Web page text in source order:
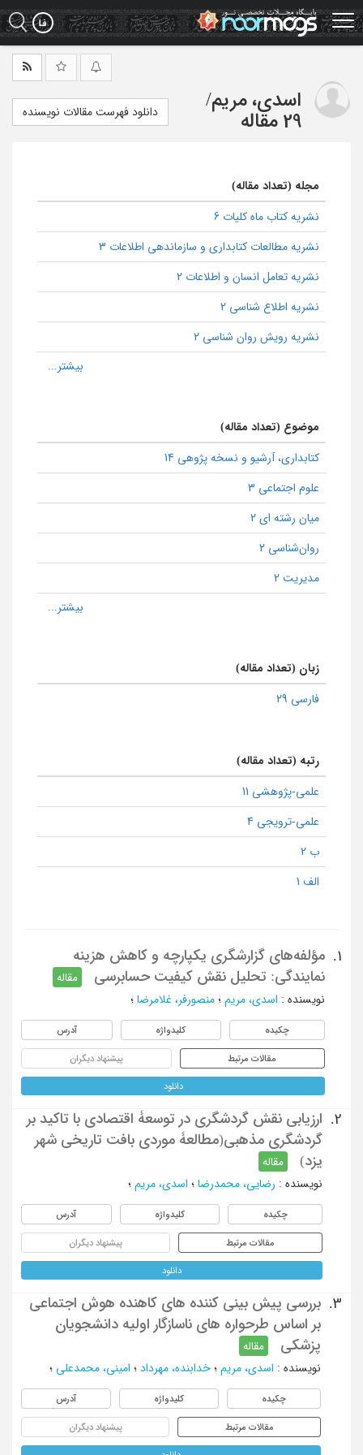
Skip
to
main
اسدی، مریم/
29 مقاله
دانلود فهرست مقالات نویسنده
مجله (تعداد مقاله)
نشریه کتاب ماه کلیات 6
نشریه مطالعات کتابداری و سازماندهی اطلاعات 3
نشریه تعامل انسان و اطلاعات 2
نشریه اطلاع شناسی 2
نشریه رویش روان شناسی 2
موضوع (تعداد مقاله)
كتابداری، آرشیو و نسخه پژوهی 14
علوم اجتماعی 3
میان رشته ای 2
روان‌شناسی 2
مدیریت 2
زبان (تعداد مقاله)
فارسی 29
رتبه (تعداد مقاله)
علمی-پژوهشی 11
علمی-ترویجی 4
ب 2
الف 1
1.
مؤلفه‌های گزارشگری یکپارچه و کاهش هزینه
نمایندگی: تحلیل نقش کیفیت حسابرسی
مقاله
نویسنده : اسدی، مریم ؛ منصورفر، غلامرضا ؛
چکیده کلیدواژه آدرس
مقالات مرتبط پیشنهاد دیگران
دانلود
2.
ارزیابی نقش گردشگری در توسعۀ اقتصادی با تاکید بر
گردشگری مذهبی(مطالعۀ موردی بافت تاریخی شهر
یزد)
مقاله
نویسنده : رضایی، محمدرضا ؛ اسدی، مریم ؛
چکیده کلیدواژه آدرس
مقالات مرتبط پیشنهاد دیگران
دانلود
3.
بررسی پیش بینی کننده های کاهنده هوش اجتماعی
بر اساس طرحواره های ناسازگار اولیه دانشجویان
پزشکی
مقاله
نویسنده : اسدی، مریم ؛ خدابنده، مهرداد ؛ امینی، محمدعلی ؛
چکیده کلیدواژه آدرس
مقالات مرتبط پیشنهاد دیگران